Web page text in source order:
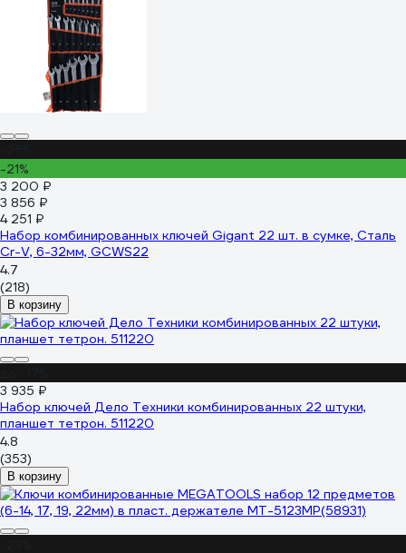
-21%
3 200 ₽
3 856 ₽
4 251 ₽
Набор комбинированных ключей Gigant 22 шт. в сумке, Сталь
Cr-V, 6-32мм, GCWS22
4.7
(218)
В корзину
3 935 ₽
Набор ключей Дело Техники комбинированных 22 штуки,
планшет тетрон. 511220
4.8
(353)
В корзину